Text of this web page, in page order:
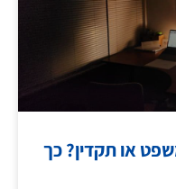
או תקדין? כך